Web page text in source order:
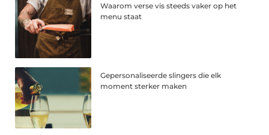
Waarom verse vis steeds vaker op het
menu staat
Gepersonaliseerde slingers die elk
moment sterker maken